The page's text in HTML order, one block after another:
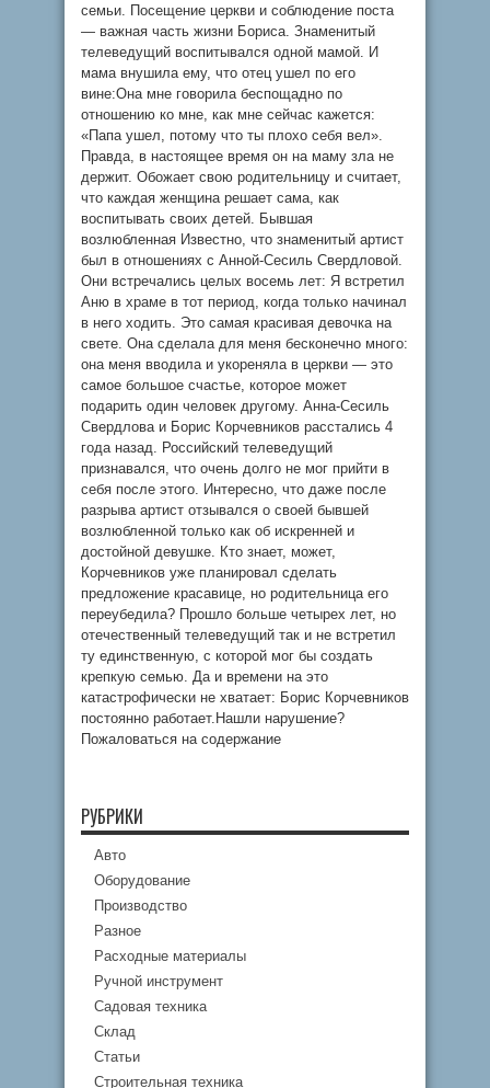
семьи. Посещение церкви и соблюдение поста
— важная часть жизни Бориса. Знаменитый
телеведущий воспитывался одной мамой. И
мама внушила ему, что отец ушел по его
вине:Она мне говорила беспощадно по
отношению ко мне, как мне сейчас кажется:
«Папа ушел, потому что ты плохо себя вел».
Правда, в настоящее время он на маму зла не
держит. Обожает свою родительницу и считает,
что каждая женщина решает сама, как
воспитывать своих детей. Бывшая
возлюбленная Известно, что знаменитый артист
был в отношениях с Анной-Сесиль Свердловой.
Они встречались целых восемь лет: Я встретил
Аню в храме в тот период, когда только начинал
в него ходить. Это самая красивая девочка на
свете. Она сделала для меня бесконечно много:
она меня вводила и укореняла в церкви — это
самое большое счастье, которое может
подарить один человек другому. Анна-Сесиль
Свердлова и Борис Корчевников расстались 4
года назад. Российский телеведущий
признавался, что очень долго не мог прийти в
себя после этого. Интересно, что даже после
разрыва артист отзывался о своей бывшей
возлюбленной только как об искренней и
достойной девушке. Кто знает, может,
Корчевников уже планировал сделать
предложение красавице, но родительница его
переубедила? Прошло больше четырех лет, но
отечественный телеведущий так и не встретил
ту единственную, с которой мог бы создать
крепкую семью. Да и времени на это
катастрофически не хватает: Борис Корчевников
постоянно работает.Нашли нарушение?
Пожаловаться на содержание
РУБРИКИ
Авто
Оборудование
Производство
Разное
Расходные материалы
Ручной инструмент
Садовая техника
Склад
Статьи
Строительная техника